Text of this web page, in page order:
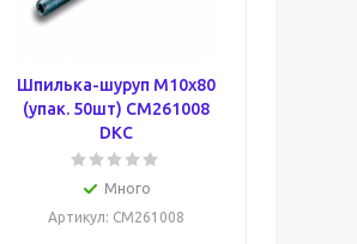
Шпилька-шуруп M10х80
(упак. 50шт) CM261008
DKC
Много
Артикул: CM261008